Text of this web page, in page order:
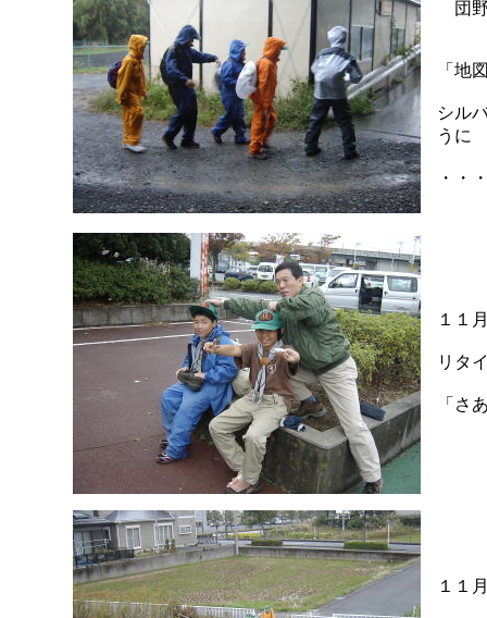
団野
「地
シル
うに
・・
１１
リタ
「さ
１１